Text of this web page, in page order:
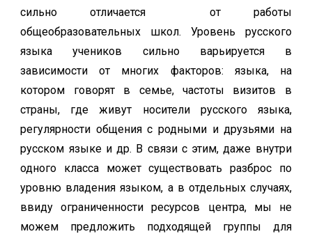
сильно отличается от работы
общеобразовательных школ. Уровень русского
языка учеников сильно варьируется в
зависимости от многих факторов: языка, на
котором говорят в семье, частоты визитов в
страны, где живут носители русского языка,
регулярности общения с родными и друзьями на
русском языке и др. В связи с этим, даже внутри
одного класса может существовать разброс по
уровню владения языком, а в отдельных случаях,
ввиду ограниченности ресурсов центра, мы не
можем предложить подходящей группы для